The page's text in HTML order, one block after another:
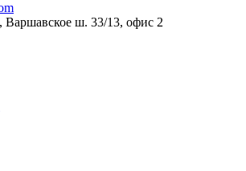
Варшавское ш. 33/13, офис 2